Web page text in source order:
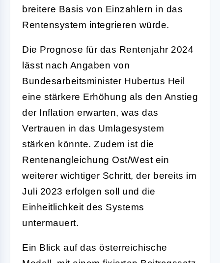
breitere Basis von Einzahlern in das
Rentensystem integrieren würde.
Die Prognose für das Rentenjahr 2024
lässt nach Angaben von
Bundesarbeitsminister Hubertus Heil
eine stärkere Erhöhung als den Anstieg
der Inflation erwarten, was das
Vertrauen in das Umlagesystem
stärken könnte. Zudem ist die
Rentenangleichung Ost/West ein
weiterer wichtiger Schritt, der bereits im
Juli 2023 erfolgen soll und die
Einheitlichkeit des Systems
untermauert.
Ein Blick auf das österreichische